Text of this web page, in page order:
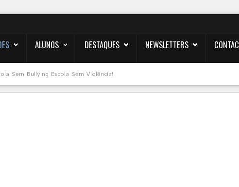
ALUNOS DESTAQUES NEWSLETTERS
Sem Bullying Escola Sem Violência!